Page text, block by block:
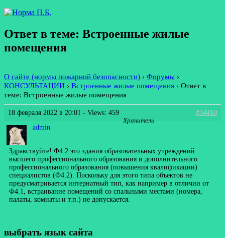
Ответ в теме: Встроенные жилые
помещения
О сайте (нормы пожарной безопасности) › Форумы ›
КОНСУЛЬТАЦИИ › Встроенные жилые помещения › Ответ в
теме: Встроенные жилые помещения
18 февраля 2022 в 20:01 - Views: 459
#34410
admin
Хранитель
Здравствуйте! Ф4.2 это здания образовательных учреждений
высшего профессионального образования и дополнительного
профессионального образования (повышения квалификации)
специалистов (Ф4.2). Поскольку для этого типа объектов не
предусматривается интернатный тип, как например в отличии от
Ф4.1, встраивание помещений со спальными местами (номера,
палаты, комнаты и т.п.) не допускается.
выбрать язык сайта